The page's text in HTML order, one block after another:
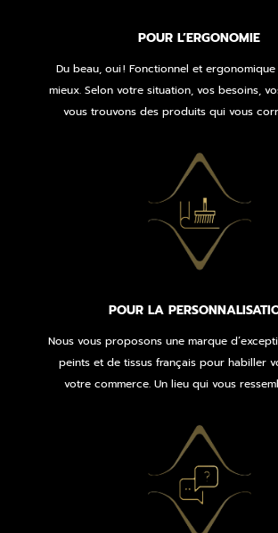
POUR L’ERGONOMIE
Du beau, oui ! Fonctionnel et ergonomique
mieux. Selon votre situation, vos besoins,
vous trouvons des produits qui vous
POUR LA
Nous vous proposons une marque
peints et de tissus français pour habiller
votre commerce. Un lieu qui vous